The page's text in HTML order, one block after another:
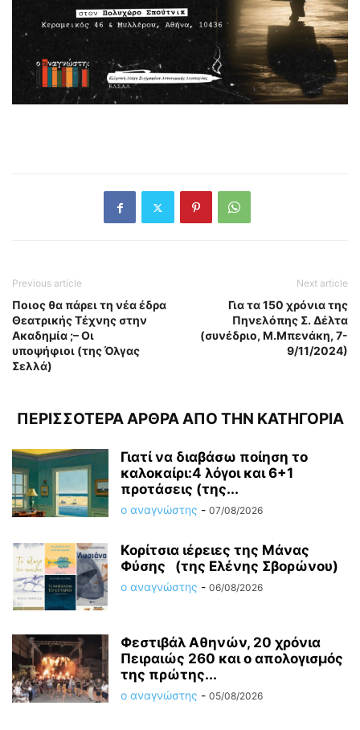
Previous article
Πoιος θα πάρει τη νέα έδρα
Θεατρικής Τέχνης στην
Ακαδημία ;– Οι
υποψήφιοι (της Όλγας
Σελλά)
Next article
Για τα 150 χρόνια της
Πηνελόπης Σ. Δέλτα
(συνέδριο, Μ.Μπενάκη, 7-
9/11/2024)
ΠΕΡΙΣΣΟΤΕΡΑ ΑΡΘΡΑ ΑΠΟ ΤΗΝ ΚΑΤΗΓΟΡΙΑ
Γιατί να διαβάσω ποίηση το
καλοκαίρι:4 λόγοι και 6+1
προτάσεις (της...
ο αναγνώστης - 07/08/2026
Κορίτσια ιέρειες της Μάνας
Φύσης (της Ελένης Σβορώνου)
ο αναγνώστης - 06/08/2026
Φεστιβάλ Αθηνών, 20 χρόνια
Πειραιώς 260 και ο απολογισμός
της πρώτης...
ο αναγνώστης - 05/08/2026